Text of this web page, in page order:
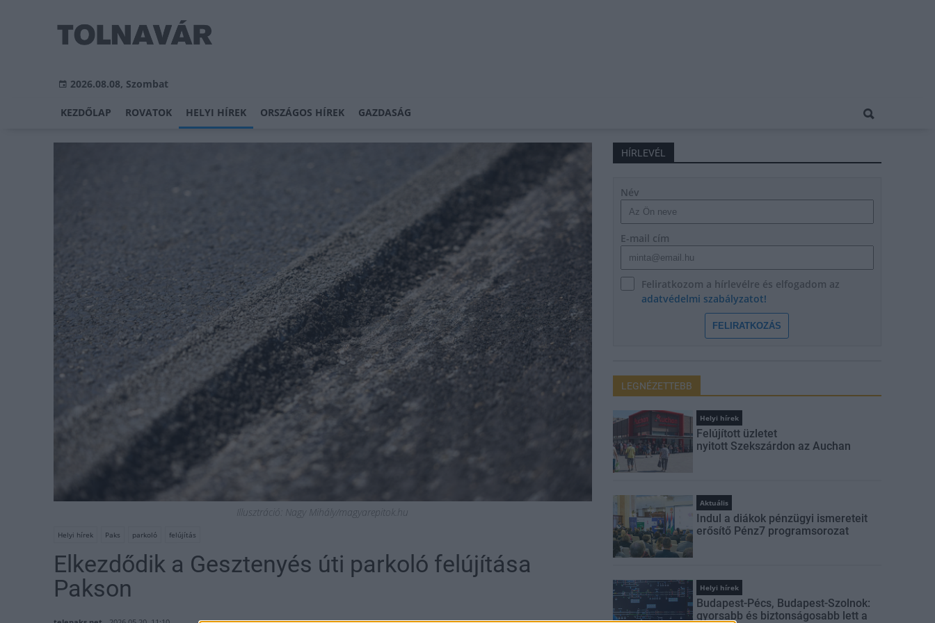
2026.08.08, Szombat
KEZDŐLAP ROVATOK HELYI HÍREK ORSZÁGOS HÍREK GAZDASÁG
Illusztráció: Nagy Mihály/magyarepitok.hu
Helyi hírek Paks parkoló felújítás
Elkezdődik a Gesztenyés úti parkoló felújítása
Pakson
HÍRLEVÉL
Név
E-mail cím
Feliratkozom a hírlevélre és elfogadom az
adatvédelmi szabályzatot!
FELIRATKOZÁS
LEGNÉZETTEBB
Helyi hírek
Felújított üzletet
nyitott Szekszárdon az Auchan
Aktuális
Indul a diákok pénzügyi ismereteit
erősítő Pénz7 programsorozat
Helyi hírek
Budapest-Pécs, Budapest-Szolnok:
gyorsabb és biztonságosabb lett a